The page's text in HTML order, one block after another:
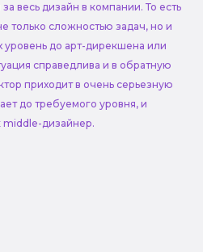
весь дизайн в компании. То есть
только сложностью задач, но и
уровень до арт-дирекшена или
справедлива и в обратную
приходит в очень серьезную
до требуемого уровня, и
middle-дизайнер.